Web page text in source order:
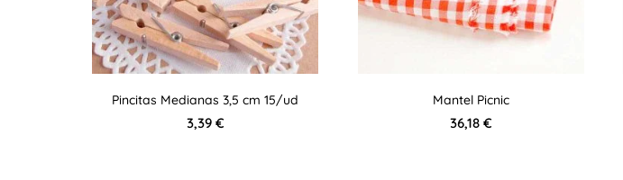
Pincitas Medianas 3,5 cm 15/ud
3,39 €
Mantel Picnic
36,18 €